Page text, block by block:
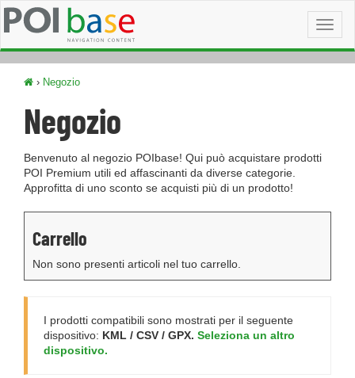
› Negozio
Negozio
Benvenuto al negozio POIbase! Qui può acquistare prodotti
POI Premium utili ed affascinanti da diverse categorie.
Approfitta di uno sconto se acquisti più di un prodotto!
Carrello
Non sono presenti articoli nel tuo carrello.
I prodotti compatibili sono mostrati per il seguente
dispositivo: KML / CSV / GPX. Seleziona un altro
dispositivo.